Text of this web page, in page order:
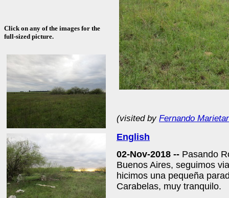
Click on any of the images for the
full-sized picture.
(visited by Fernando
English
02-Nov-2018 -- Pasando
Buenos Aires, seguimos
hicimos una pequeña
Carabelas, muy tranquilo.